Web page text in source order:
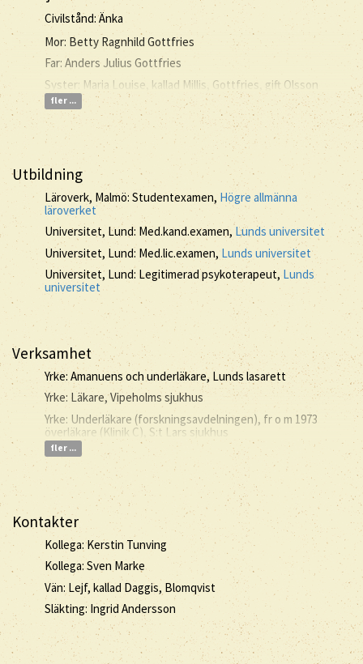
Civilstånd: Änka
Mor: Betty Ragnhild Gottfries
Far: Anders Julius Gottfries
Syster: Maria Louise, kallad Millis, Gottfries, gift Olsson
fler ...
Utbildning
Läroverk, Malmö: Studentexamen, Högre allmänna
läroverket
Universitet, Lund: Med.kand.examen, Lunds universitet
Universitet, Lund: Med.lic.examen, Lunds universitet
Universitet, Lund: Legitimerad psykoterapeut, Lunds
universitet
Verksamhet
Yrke: Amanuens och underläkare, Lunds lasarett
Yrke: Läkare, Vipeholms sjukhus
Yrke: Underläkare (forskningsavdelningen), fr o m 1973
överläkare (Klinik C), S:t Lars sjukhus
fler ...
Kontakter
Kollega: Kerstin Tunving
Kollega: Sven Marke
Vän: Lejf, kallad Daggis, Blomqvist
Släkting: Ingrid Andersson